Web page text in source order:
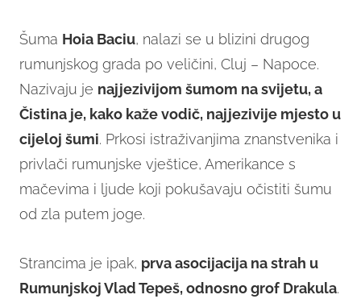
Šuma Hoia Baciu, nalazi se u blizini drugog
rumunjskog grada po veličini, Cluj – Napoce.
Nazivaju je najjezivijom šumom na svijetu, a
Čistina je, kako kaže vodič, najjezivije mjesto u
cijeloj šumi. Prkosi istraživanjima znanstvenika i
privlači rumunjske vještice, Amerikance s
mačevima i ljude koji pokušavaju očistiti šumu
od zla putem joge.
Strancima je ipak, prva asocijacija na strah u
Rumunjskoj Vlad Tepeš, odnosno grof Drakula.